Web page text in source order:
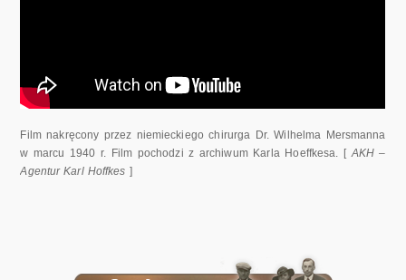
Film nakręcony przez niemieckiego chirurga Dr. Wilhelma Mersmanna
w marcu 1940 r. Film pochodzi z archiwum Karla Hoeffkesa. [AKH –
Agentur Karl Hoffkes ]